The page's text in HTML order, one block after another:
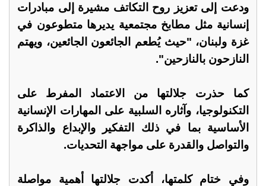
ودعت إلى تعزيز روح التكاتف مشيرة إلى مبادرات
إنسانية مثل مطابخ مجتمعية يديرها متطوعون في
غزة ولبنان، "حيث يُطعم الجائعون الجائعين، ويهتم
النازحون بالنازحين".
كما حذرت جلالتها من الاعتماد المفرط على
التكنولوجيا، وآثاره السلبية على المهارات الإنسانية
الأساسية بما في ذلك التفكير والإبداع والذاكرة
والتواصل والقدرة على مواجهة التحديات.
وفي ختام كلمتها، أكدت جلالتها أهمية مواصلة